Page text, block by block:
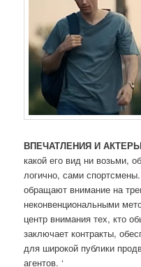
ВПЕЧАТЛЕНИЯ И
какой его вид ни возьми,
логично, сами
обращают внимание на
неконвенциональными
центр внимания тех, кто
заключает контракты,
для широкой публики
агентов. ‘